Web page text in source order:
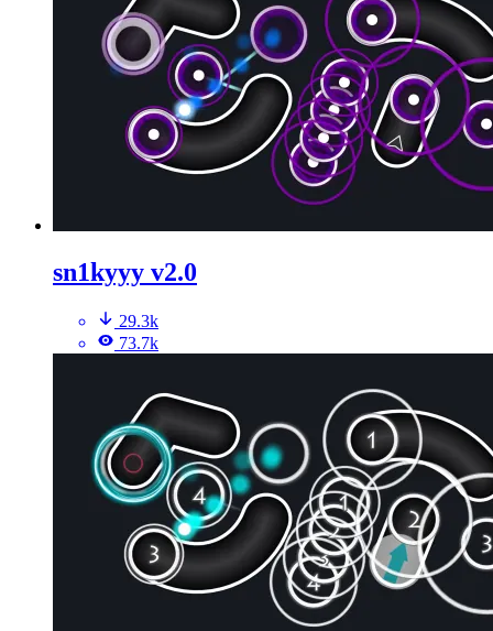
sn1kyyy v2.0
29.3k
73.7k